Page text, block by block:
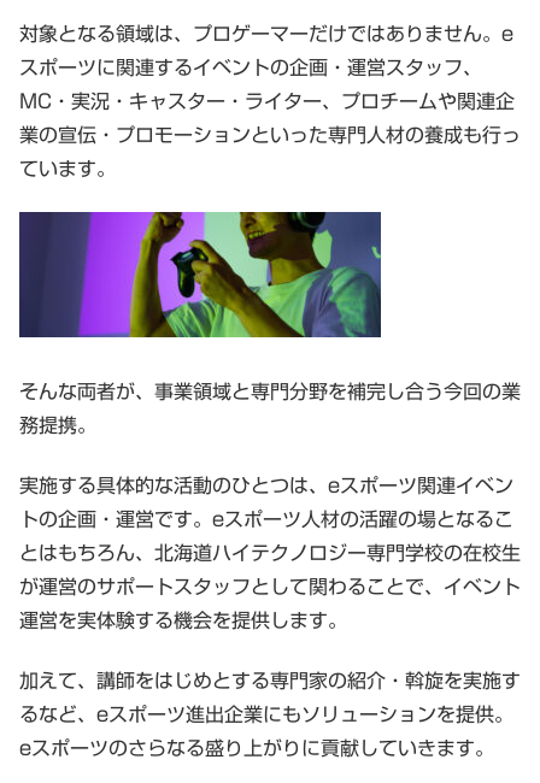
対象となる領域は、プロゲーマーだけではありません。e
スポーツに関連するイベントの企画・運営スタッフ、
MC・実況・キャスター・ライター、プロチームや関連企
業の宣伝・プロモーションといった専門人材の養成も行っ
ています。
そんな両者が、事業領域と専門分野を補完し合う今回の業
務提携。
実施する具体的な活動のひとつは、eスポーツ関連イベン
トの企画・運営です。eスポーツ人材の活躍の場となるこ
とはもちろん、北海道ハイテクノロジー専門学校の在校生
が運営のサポートスタッフとして関わることで、イベント
運営を実体験する機会を提供します。
加えて、講師をはじめとする専門家の紹介・斡旋を実施す
るなど、eスポーツ進出企業にもソリューションを提供。
eスポーツのさらなる盛り上がりに貢献していきます。